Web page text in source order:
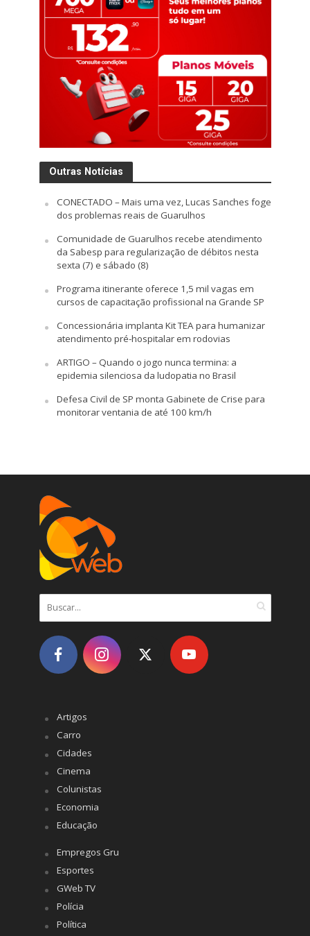
Outras Notícias
CONECTADO – Mais uma vez, Lucas Sanches foge
dos problemas reais de Guarulhos
Comunidade de Guarulhos recebe atendimento
da Sabesp para regularização de débitos nesta
sexta (7) e sábado (8)
Programa itinerante oferece 1,5 mil vagas em
cursos de capacitação profissional na Grande SP
Concessionária implanta Kit TEA para humanizar
atendimento pré-hospitalar em rodovias
ARTIGO – Quando o jogo nunca termina: a
epidemia silenciosa da ludopatia no Brasil
Defesa Civil de SP monta Gabinete de Crise para
monitorar ventania de até 100 km/h
Artigos
Carro
Cidades
Cinema
Colunistas
Economia
Educação
Empregos Gru
Esportes
GWeb TV
Polícia
Política